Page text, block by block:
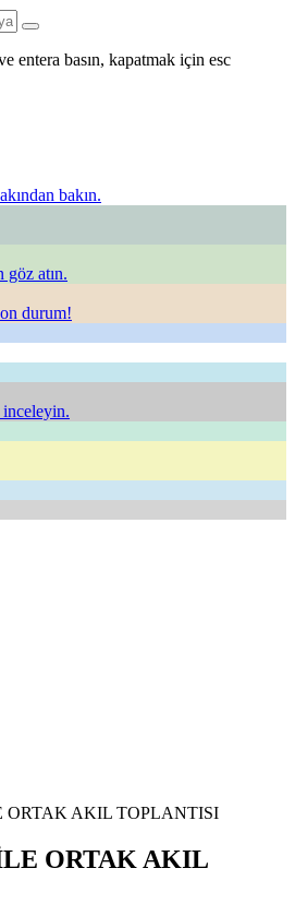
entera basın, kapatmak için esc
bakın.
göz atın.
durum!
inceleyin.
AKIL TOPLANTISI
ORTAK AKIL